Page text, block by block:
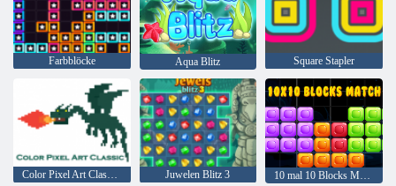
Farbblöcke Aqua Blitz Square Stapler
Color Pixel Art Classic Classic Juwelen Blitz 3
10 mal 10 Blocks Match